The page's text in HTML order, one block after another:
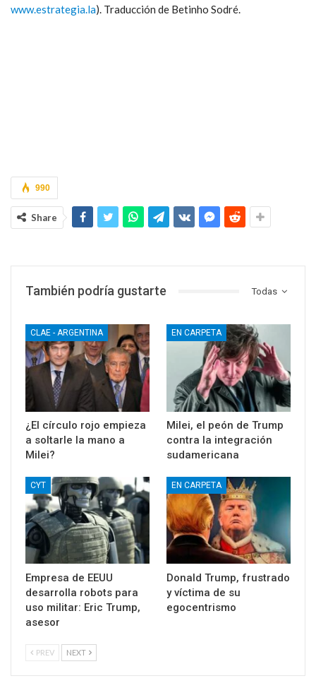
www.estrategia.la). Traducción de Betinho Sodré.
990
Share
Todas
También podría gustarte
CLAE - ARGENTINA
¿El círculo rojo empieza
a soltarle la mano a
Milei?
EN CARPETA
Milei, el peón de Trump
contra la integración
sudamericana
CYT
Empresa de EEUU
desarrolla robots para
uso militar: Eric Trump,
asesor
EN CARPETA
Donald Trump, frustrado
y víctima de su
egocentrismo
PREV NEXT